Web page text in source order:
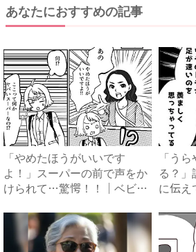
あなたにおすすめの記事
「やめたほうがいいです
よ！」スーパーの前で声をか
けられて…驚愕！！｜ベビー
「う
る？
に伝え